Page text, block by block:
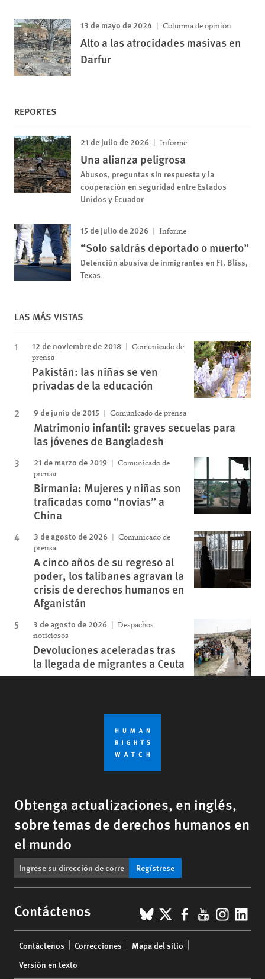
13 de mayo de 2024 Columna de opinión
Alto a las atrocidades masivas en
Darfur
REPORTES
21 de julio de 2026 Informe
Una alianza peligrosa
Abusos, preguntas sin respuesta y la
cooperación en seguridad entre Estados
Unidos y Ecuador
15 de julio de 2026 Informe
“Solo saldrás deportado o muerto”
Detención abusiva de inmigrantes en Ft. Bliss,
Texas
LAS MÁS VISTAS
12 de noviembre de 2018
Comunicado de
prensa
Pakistán: las niñas se ven
privadas de la educación
9 de junio de 2015 Comunicado de prensa
Matrimonio infantil: graves secuelas para
las jóvenes de Bangladesh
21 de marzo de 2019
Comunicado de
prensa
Birmania: Mujeres y niñas son
traficadas como “novias” a
China
3 de agosto de 2026
Comunicado de
prensa
A cinco años de su regreso al
poder, los talibanes agravan la
crisis de derechos humanos en
Afganistán
3 de agosto de 2026
Despachos
noticiosos
Devoluciones aceleradas tras
la llegada de migrantes a Ceuta
Obtenga actualizaciones, en inglés,
sobre temas de derechos humanos en
el mundo
Regístrese
Contáctenos BlueSky
X Facebook
YouTube
menu
Contáctenos Correcciones
Mapa del sitio
Versión en texto